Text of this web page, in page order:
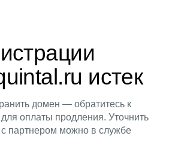
истек
домен — обратитесь к
оплаты продления. Уточнить
с партнером можно в службе